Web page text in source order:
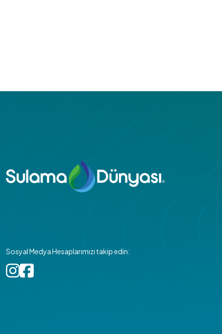
Sosyal Medya Hesaplarımızı takip edin: